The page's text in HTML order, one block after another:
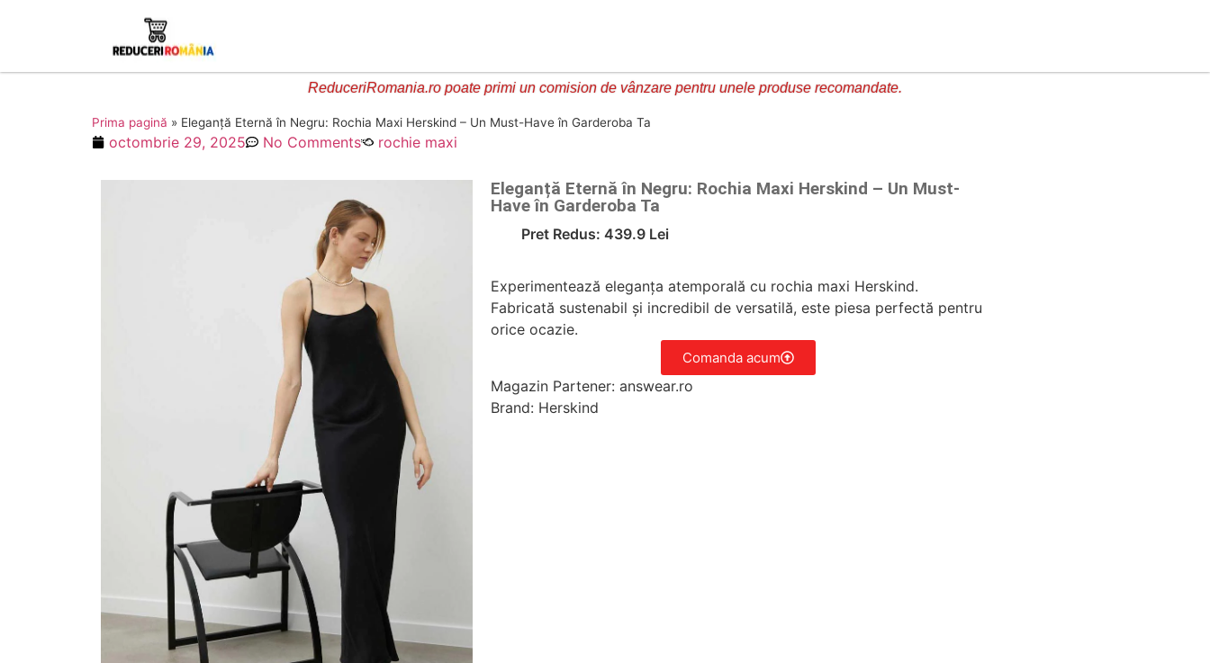
ReduceriRomania.ro poate primi un comision de vânzare pentru unele produse recomandate.
Prima pagină » Eleganță Eternă în Negru: Rochia Maxi Herskind – Un Must-Have în Garderoba Ta
octombrie 29, 2025 No Comments rochie maxi
Eleganță Eternă în Negru: Rochia Maxi Herskind – Un Must-
Have în Garderoba Ta
Pret Redus: 439.9 Lei
Experimentează eleganța atemporală cu rochia maxi Herskind.
Fabricată sustenabil și incredibil de versatilă, este piesa perfectă pentru
orice ocazie.
Comanda acum
Magazin Partener: answear.ro
Brand: Herskind